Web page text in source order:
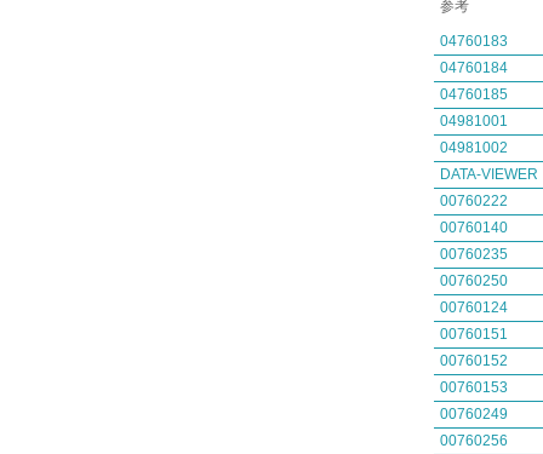
参考
04760183
04760184
04760185
04981001
04981002
DATA-VIEWER
00760222
00760140
00760235
00760250
00760124
00760151
00760152
00760153
00760249
00760256